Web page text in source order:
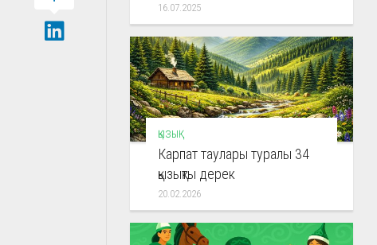
16.07.2025
ҚЫЗЫҚ
Карпат таулары туралы 34
қызықты дерек
20.02.2026